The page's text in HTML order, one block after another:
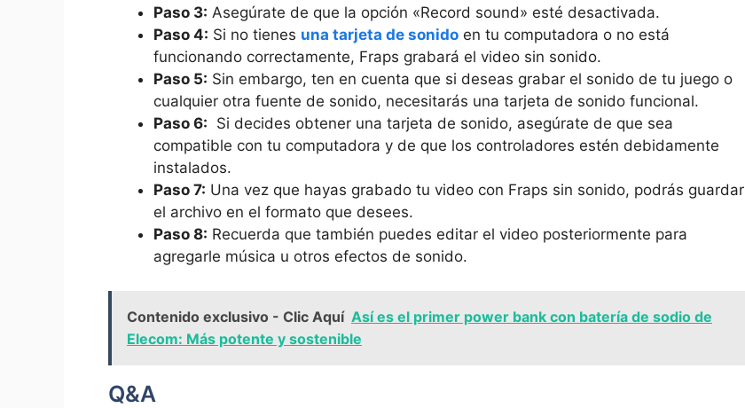
Paso 3: Asegúrate de que la opción «Record sound» esté desactivada.
Paso 4: Si⁤ no tienes una tarjeta de sonido en tu computadora o no​ está
funcionando ⁤correctamente, Fraps grabará el video sin ​sonido.
Paso ⁢5: Sin​ embargo, ten en cuenta que si deseas grabar el sonido de tu ‌juego o
cualquier otra fuente de sonido, necesitarás una⁤ tarjeta de sonido funcional.
Paso 6: ‌ Si decides obtener una tarjeta de sonido, asegúrate⁢ de que sea
compatible con‍ tu computadora y de ⁣que los controladores estén debidamente
instalados.
Paso 7: Una vez que hayas grabado tu video‍ con ‍Fraps sin sonido, podrás guardar
el archivo en ⁤el ‍formato que desees.
Paso 8: ​Recuerda ⁣que también puedes editar el video posteriormente para
agregarle música ‍u otros efectos de sonido.
Contenido exclusivo - Clic Aquí Así es el primer power bank con batería de sodio de
Elecom: Más potente y sostenible
Q&A